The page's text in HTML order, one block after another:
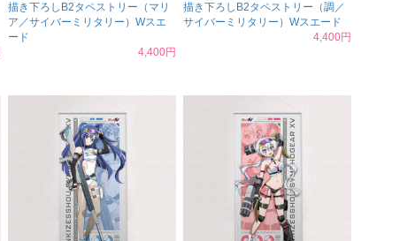
描き下ろしB2タペストリー（マリ
ア／サイバーミリタリー）Wスエ
ード
4,400円
描き下ろしB2タペストリー（調／
サイバーミリタリー）Wスエード
4,400円